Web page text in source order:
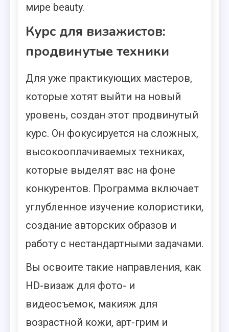
мире beauty.
Курс для визажистов:
продвинутые техники
Для уже практикующих мастеров,
которые хотят выйти на новый
уровень, создан этот продвинутый
курс. Он фокусируется на сложных,
высокооплачиваемых техниках,
которые выделят вас на фоне
конкурентов. Программа включает
углубленное изучение колористики,
создание авторских образов и
работу с нестандартными задачами.
Вы освоите такие направления, как
HD-визаж для фото- и
видеосъемок, макияж для
возрастной кожи, арт-грим и